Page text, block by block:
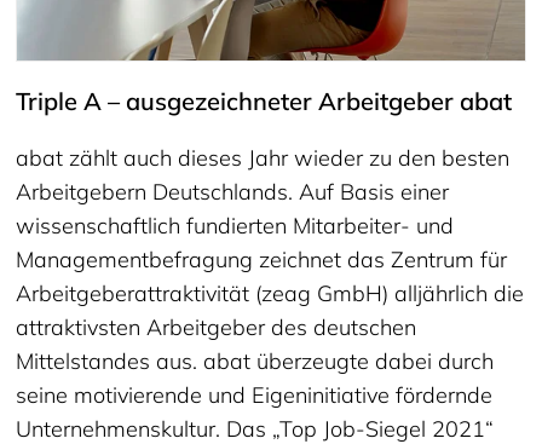
Triple A – ausgezeichneter Arbeitgeber abat
abat zählt auch dieses Jahr wieder zu den besten
Arbeitgebern Deutschlands. Auf Basis einer
wissenschaftlich fundierten Mitarbeiter- und
Managementbefragung zeichnet das Zentrum für
Arbeitgeberattraktivität (zeag GmbH) alljährlich die
attraktivsten Arbeitgeber des deutschen
Mittelstandes aus. abat überzeugte dabei durch
seine motivierende und Eigeninitiative fördernde
Unternehmenskultur. Das „Top Job-Siegel 2021“